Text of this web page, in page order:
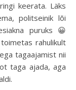
keerata. Läks
politseinik lõi
puruks 😀
rahulikult
tagaajamist nii
taga ajada, aga